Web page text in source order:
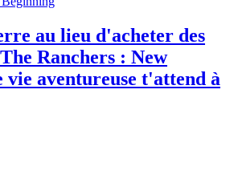
au lieu d'acheter des
Ranchers : New
vie aventureuse t'attend à